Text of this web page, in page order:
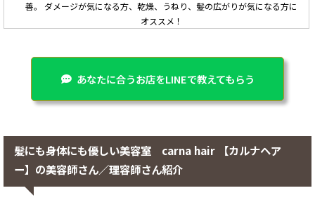
善。 ダメージが気になる方、乾燥、うねり、髪の広がりが気になる方に
オススメ！
あなたに合うお店をLINEで教えてもらう
髪にも身体にも優しい美容室 carna hair 【カルナヘア
ー】の美容師さん／理容師さん紹介